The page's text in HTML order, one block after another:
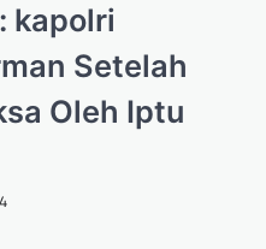
kapolri
Setelah
Oleh Iptu